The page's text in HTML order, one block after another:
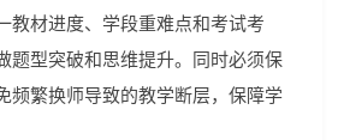
教材进度、学段重难点和考试考
题型突破和思维提升。同时必须保
频繁换师导致的教学断层，保障学